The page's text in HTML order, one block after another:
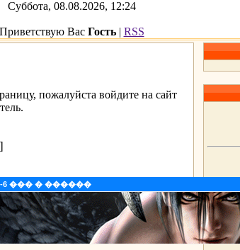
Суббота, 08.08.2026, 12:24
Приветствую Вас Гость| RSS
4-5-6 ��� � ������
пожалуйста войдите на сайт
]